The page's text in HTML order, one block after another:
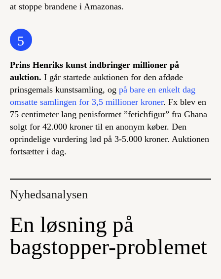
at stoppe brandene i Amazonas.
5
Prins Henriks kunst indbringer millioner på
auktion. I går startede auktionen for den afdøde
prinsgemals kunstsamling, og på bare en enkelt dag
omsatte samlingen for 3,5 millioner kroner. Fx blev en
75 centimeter lang penisformet ”fetichfigur” fra Ghana
solgt for 42.000 kroner til en anonym køber. Den
oprindelige vurdering lød på 3-5.000 kroner. Auktionen
fortsætter i dag.
Nyhedsanalysen
En løsning på
bagstopper-problemet